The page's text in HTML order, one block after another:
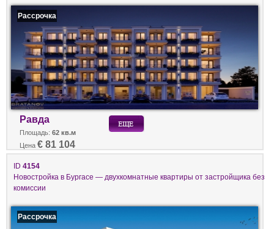
Рассрочка
Равда
Площадь: 62 кв.м
Цена € 81 104
ID 4154
Новостройка в Бургасе — двухкомнатные квартиры от застройщика без
комиссии
Рассрочка